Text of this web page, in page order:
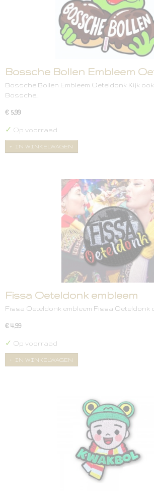
Bossche Bollen Embleem
Bossche Bollen Embleem Oeteldonk Kijk
Bossche…
€ 5,99
✓ Op voorraad
IN WINKELWAGEN
Fissa Oeteldonk embleem
Fissa Oeteldonk embleem Fissa Oeteldonk
€ 4,99
✓ Op voorraad
IN WINKELWAGEN